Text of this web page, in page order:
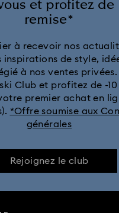
et profitez de
remise*
à recevoir nos
inspirations de style,
à nos ventes privées.
Club et profitez de -
premier achat en
*Offre soumise aux
générales
Rejoignez le club